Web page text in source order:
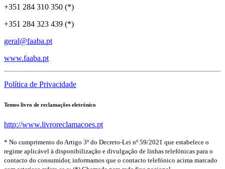
+351 284 310 350 (*)
+351 284 323 439 (*)
geral@faaba.pt
www.faaba.pt
Política de Privacidade
Temos livro de reclamações eletrónico
http://www.livroreclamacoes.pt
* No cumprimento do Artigo 3º do Decreto-Lei nº 59/2021 que estabelece o
regime aplicável à disponibilização e divulgação de linhas telefónicas para o
contacto do consumidor, informamos que o contacto telefónico acima marcado